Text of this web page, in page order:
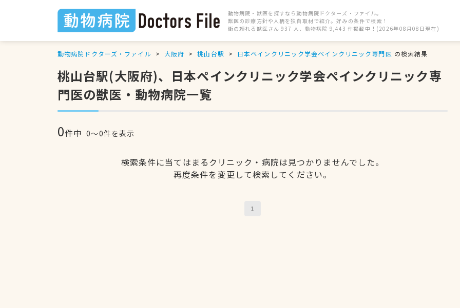
動物病院・獣医を探すなら動物病院ドクターズ・ファイル。
獣医の診療方針や人柄を独自取材で紹介。好みの条件で検索！
街の頼れる獣医さん 937 人、動物病院 9,443 件掲載中！(2026年08月08日現在)
動物病院ドクターズ・ファイル 大阪府 桃山台駅 日本ペインクリニック学会ペインクリニック専門医 の検索結果
桃山台駅(大阪府)、日本ペインクリニック学会ペインクリニック専
門医の獣医・動物病院一覧
0件中 0〜0件を表示
検索条件に当てはまるクリニック・病院は見つかりませんでした。
再度条件を変更して検索してください。
1